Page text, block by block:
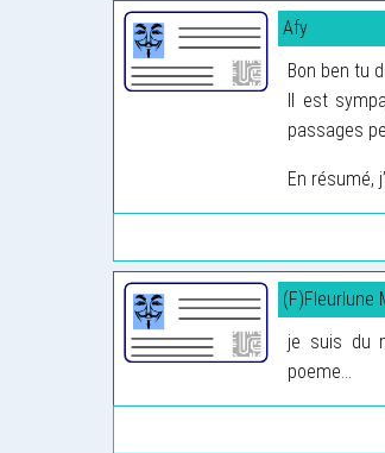
Afy
Bon ben tu
Il est
passages
En résumé,
(F)Fleurlune
je suis du
poeme...